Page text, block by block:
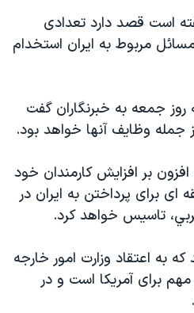
است قصد دارد تعدادی
مربوط به ايران استخدام
جمعه به خبرنگاران گفت
جمله وظايف آنها خواهد بود.
بر افزايش کارمندان خود
ای برای پرداختن به ايران در
تاسيس خواهد کرد.
به اعتقاد وزارت امور خارجه
مهم برای آمريکا است و در